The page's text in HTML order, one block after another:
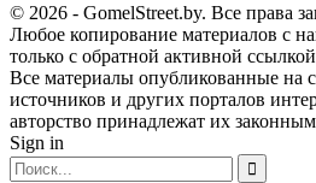
© 2026 - GomelStreet.by. Все права
Любое копирование материалов с
только с обратной активной
Все материалы опубликованные на
источников и других порталов
авторство принадлежат их
Sign in